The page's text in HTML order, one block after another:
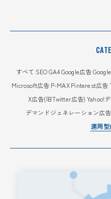
すべて SEOGA4Google広告
Microsoft広告 P-MAXPinterest広告
X広告(旧Twitter広告) Yahoo!
デマンドジェネレーション広告
運用型